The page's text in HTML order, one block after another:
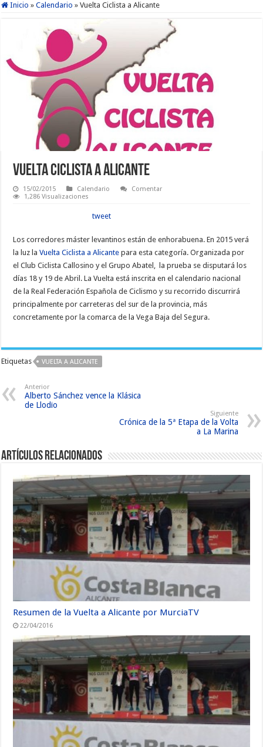
Inicio » Calendario » Vuelta Ciclista a Alicante
Vuelta Ciclista a Alicante
15/02/2015 Calendario
Comentar
1,286 Visualizaciones
tweet
Los corredores máster levantinos están de enhorabuena. En 2015 verá
la luz laVuelta Ciclista a Alicante para esta categoría. Organizada por
el Club Ciclista Callosino y el Grupo Abatel, la prueba se disputará los
días 18 y 19 de Abril. La Vuelta está inscrita en el calendario nacional
de la Real Federación Española de Ciclismo y su recorrido discurrirá
principalmente por carreteras del sur de la provincia, más
concretamente por la comarca de la Vega Baja del Segura.
Etiquetas VUELTA A ALICANTE
Anterior
Alberto Sánchez vence la Klásica
de Llodio
Siguiente
Crónica de la 5ª Etapa de la Volta
a La Marina
Artículos relacionados
Resumen de la Vuelta a Alicante por MurciaTV
22/04/2016